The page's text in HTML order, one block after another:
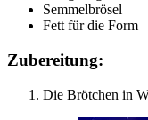
Semmelbrösel
Fett für die Form
Zubereitung:
Die Brötchen in